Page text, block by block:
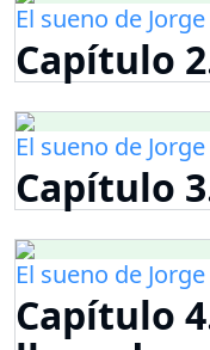
El sueno de
Capítulo
El sueno de
Capítulo
El sueno de
Capítulo